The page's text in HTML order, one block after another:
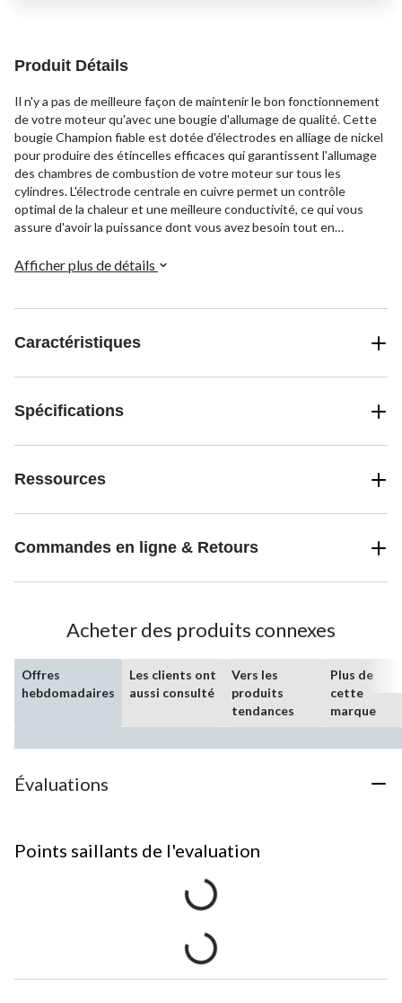
Produit Détails
Il n'y a pas de meilleure façon de maintenir le bon fonctionnement
de votre moteur qu'avec une bougie d'allumage de qualité. Cette
bougie Champion fiable est dotée d'électrodes en alliage de nickel
pour produire des étincelles efficaces qui garantissent l'allumage
des chambres de combustion de votre moteur sur tous les
cylindres. L'électrode centrale en cuivre permet un contrôle
optimal de la chaleur et une meilleure conductivité, ce qui vous
assure d'avoir la puissance dont vous avez besoin tout en
performance et à l'efficacité. Un choix idéal pour les conducteurs
Afficher plus de détails
Caractéristiques
Spécifications
Ressources
Commandes en ligne & Retours
Acheter des produits connexes
Offres
hebdomadaires
Les clients ont
aussi consulté
Vers les
produits
tendances
Plus de
cette
marque
Évaluations
Points saillants de l'evaluation